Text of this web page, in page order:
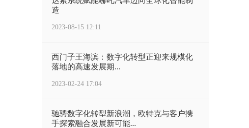
造
2023-08-15 12:11
西门子王海滨：数字化转型正迎来规模化
落地的高速发展期...
2023-02-24 17:04
驰骋数字化转型新浪潮，欧特克与客户携
手探索融合发展新可能...